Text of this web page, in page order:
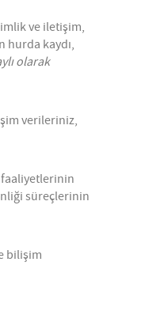
ve iletişim,
hurda kaydı,
olarak
verileriniz,
süreçlerinin
bilişim